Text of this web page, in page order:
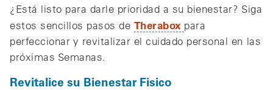
¿Está listo para darle prioridad a su bienestar? Siga
estos sencillos pasos de Therabox para
perfeccionar y revitalizar el cuidado personal en las
próximas Semanas.
Revitalice su Bienestar Fisico